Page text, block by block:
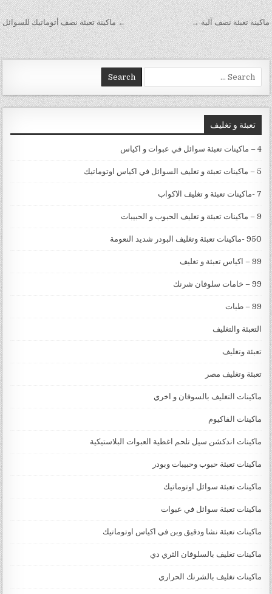
تصفّح المقالات ← ماكينة تعبئة نصف أتوماتيك للسوائل ماكينة تعبئة نصف آلية →
Search for:
تعبئة و تغليف
4 – ماكينات تعبئة سوائل في عبوات و اكياس
5 – ماكينات تعبئة و تغليف السوائل في اكياس اوتوماتيك
7 -ماكينات تعبئة و تغليف الاكواب
9 – ماكينات تعبئة و تغليف الحبوب و الحبيبات
950 -ماكينات تعبئة وتغليف البودر شديد النعومة
99 – اكياس تعبئة و تغليف
99 – خامات سلوفان شرنك
99 – طبات
التعبئة والتغليف
تعبئة وتغليف
تعبئة وتغليف مصر
ماكينات التغليف بالسوفان و اخري
ماكينات الفاكيوم
ماكينات اندكشن سيل تلحم اغطية العبوات البلاستيكية
ماكينات تعبئة حبوب وحبيبات وبودر
ماكينات تعبئة سوائل اوتوماتيك
ماكينات تعبئة سوائل في عبوات
ماكينات تعبئة نشا ودقيق وبن في اكياس اوتوماتيك
ماكينات تغليف بالسلوفان الثري دي
ماكينات تغليف بالشرنك الحراري